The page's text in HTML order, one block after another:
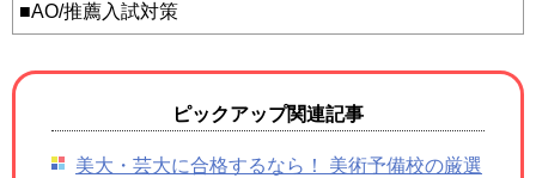
■AO/推薦入試対策
ピックアップ関連記事
美大・芸大に合格するなら！ 美術予備校の厳選